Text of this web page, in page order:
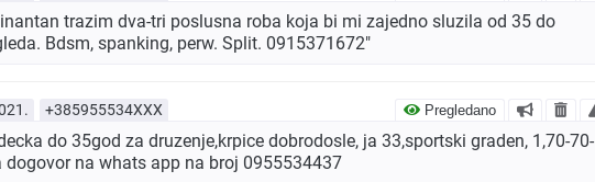
trazim dva-tri poslusna roba koja bi mi zajedno sluzila od 35 do
Bdsm, spanking, perw. Split. 0915371672"
+385955534XXX Pregledano
do 35god za druzenje,krpice dobrodosle, ja 33,sportski graden, 1,70-70-
dogovor na whats app na broj 0955534437